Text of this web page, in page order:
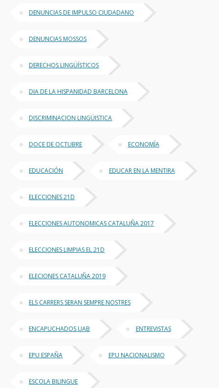
DENUNCIAS DE IMPULSO CIUDADANO
DENUNCIAS MOSSOS
DERECHOS LINGÜÍSTICOS
DIA DE LA HISPANIDAD BARCELONA
DISCRIMINACION LINGÜISTICA
DOCE DE OCTUBRE ECONOMÍA
EDUCACIÓN EDUCAR EN LA MENTIRA
ELECCIONES 21D
ELECCIONES AUTONOMICAS CATALUÑA 2017
ELECCIONES LIMPIAS EL 21D
ELECIONES CATALUÑA 2019
ELS CARRERS SERAN SEMPRE NOSTRES
ENCAPUCHADOS UAB ENTREVISTAS
EPU ESPAÑA EPU NACIONALISMO
ESCOLA BILINGUE